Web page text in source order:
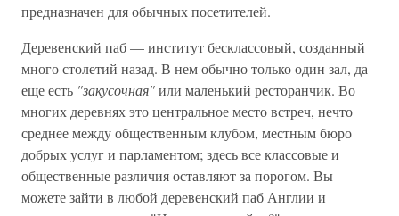
предназначен для обычных посетителей.
Деревенский паб — институт бесклассовый, созданный
много столетий назад. В нем обычно только один зал, да
еще есть "закусочная"или маленький ресторанчик. Во
многих деревнях это центральное место встреч, нечто
среднее между общественным клубом, местным бюро
добрых услуг и парламентом; здесь все классовые и
общественные различия оставляют за порогом. Вы
можете зайти в любой деревенский паб Англии и